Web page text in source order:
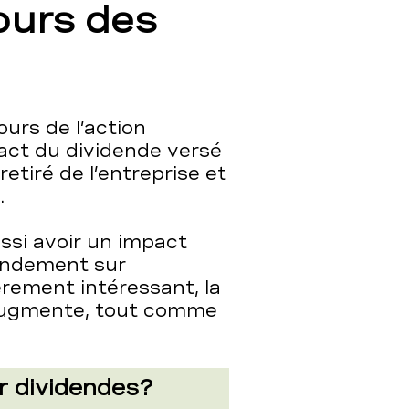
des
de l’action
du dividende versé
de l’entreprise et
avoir un impact
sur
intéressant, la
tout comme
dividendes?